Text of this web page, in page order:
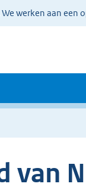
werken aan een
van